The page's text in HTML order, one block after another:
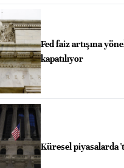
Fed faiz artışına
kapatılıyor
Küresel piyasalarda